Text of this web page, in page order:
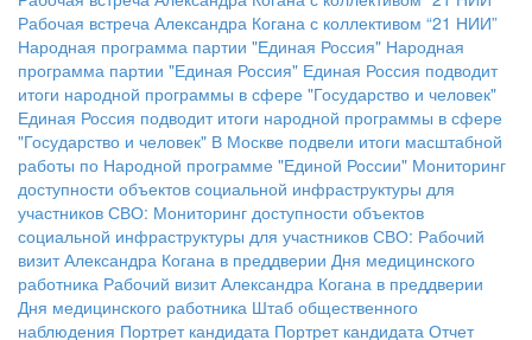
Рабочая встреча Александра Когана с коллективом “21 НИИ”
Народная программа партии "Единая Россия" Народная
программа партии "Единая Россия" Единая Россия подводит
итоги народной программы в сфере "Государство и человек"
Единая Россия подводит итоги народной программы в сфере
"Государство и человек" В Москве подвели итоги масштабной
работы по Народной программе "Единой России" Мониторинг
доступности объектов социальной инфраструктуры для
участников СВО: Мониторинг доступности объектов
социальной инфраструктуры для участников СВО: Рабочий
визит Александра Когана в преддверии Дня медицинского
работника Рабочий визит Александра Когана в преддверии
Дня медицинского работника Штаб общественного
наблюдения Портрет кандидата Портрет кандидата Отчет